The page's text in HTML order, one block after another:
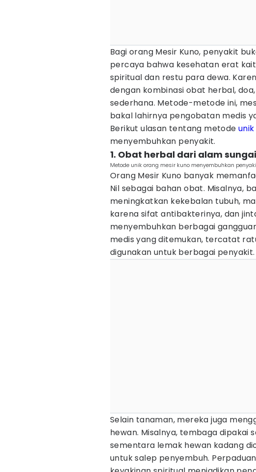
Bagi orang Mesir Kuno, penyakit
percaya bahwa kesehatan erat
spiritual dan restu para dewa.
dengan kombinasi obat herbal,
sederhana. Metode-metode ini,
bakal lahirnya pengobatan medis
Berikut ulasan tentang metode unik
menyembuhkan penyakit.
1. Obat herbal dari alam
Metode unik orang mesir kuno menyembuhkan
Orang Mesir Kuno banyak
Nil sebagai bahan obat. Misalnya,
meningkatkan kekebalan tubuh,
karena sifat antibakterinya, dan
menyembuhkan berbagai
medis yang ditemukan, tercatat
digunakan untuk berbagai penyakit.
Selain tanaman, mereka juga
hewan. Misalnya, tembaga dipakai
sementara lemak hewan kadang
untuk salep penyembuh.